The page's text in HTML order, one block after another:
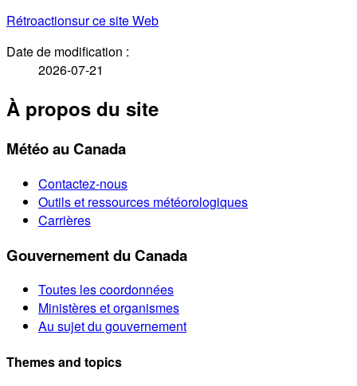
Rétroactionsur ce site Web
Date de modification :
2026-07-21
À propos du site
Météo au Canada
Contactez-nous
Outils et ressources météorologiques
Carrières
Gouvernement du Canada
Toutes les coordonnées
Ministères et organismes
Au sujet du gouvernement
Themes and topics